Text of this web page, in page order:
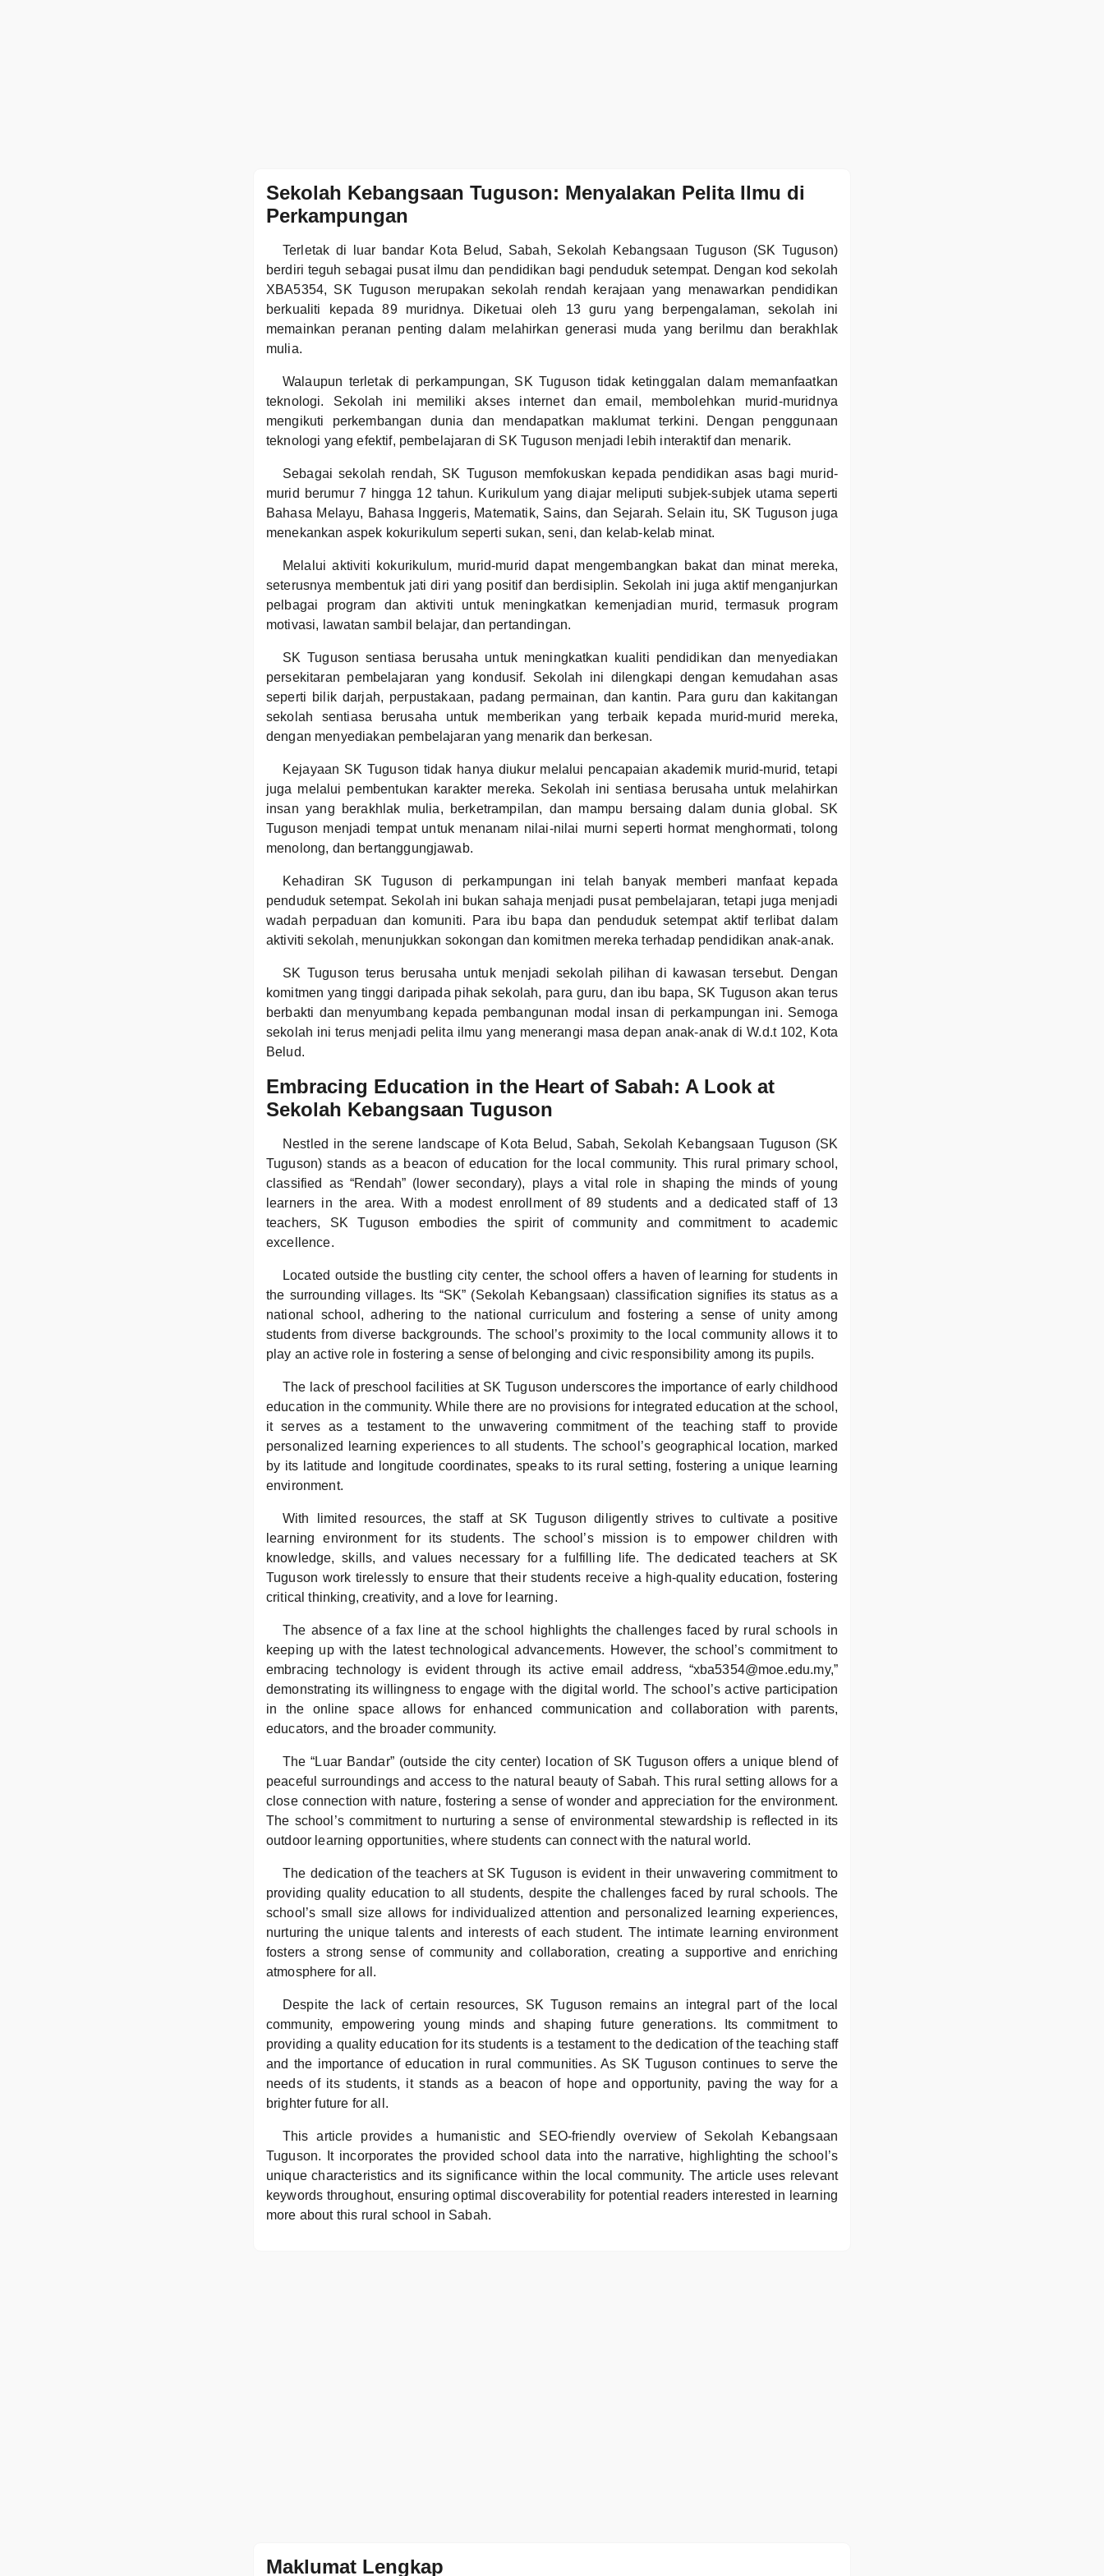
Sekolah Kebangsaan Tuguson: Menyalakan Pelita Ilmu di
Perkampungan
Terletak di luar bandar Kota Belud, Sabah, Sekolah Kebangsaan Tuguson (SK Tuguson)
berdiri teguh sebagai pusat ilmu dan pendidikan bagi penduduk setempat. Dengan kod sekolah
XBA5354, SK Tuguson merupakan sekolah rendah kerajaan yang menawarkan pendidikan
berkualiti kepada 89 muridnya. Diketuai oleh 13 guru yang berpengalaman, sekolah ini
memainkan peranan penting dalam melahirkan generasi muda yang berilmu dan berakhlak
mulia.
Walaupun terletak di perkampungan, SK Tuguson tidak ketinggalan dalam memanfaatkan
teknologi. Sekolah ini memiliki akses internet dan email, membolehkan murid-muridnya
mengikuti perkembangan dunia dan mendapatkan maklumat terkini. Dengan penggunaan
teknologi yang efektif, pembelajaran di SK Tuguson menjadi lebih interaktif dan menarik.
Sebagai sekolah rendah, SK Tuguson memfokuskan kepada pendidikan asas bagi murid-
murid berumur 7 hingga 12 tahun. Kurikulum yang diajar meliputi subjek-subjek utama seperti
Bahasa Melayu, Bahasa Inggeris, Matematik, Sains, dan Sejarah. Selain itu, SK Tuguson juga
menekankan aspek kokurikulum seperti sukan, seni, dan kelab-kelab minat.
Melalui aktiviti kokurikulum, murid-murid dapat mengembangkan bakat dan minat mereka,
seterusnya membentuk jati diri yang positif dan berdisiplin. Sekolah ini juga aktif menganjurkan
pelbagai program dan aktiviti untuk meningkatkan kemenjadian murid, termasuk program
motivasi, lawatan sambil belajar, dan pertandingan.
SK Tuguson sentiasa berusaha untuk meningkatkan kualiti pendidikan dan menyediakan
persekitaran pembelajaran yang kondusif. Sekolah ini dilengkapi dengan kemudahan asas
seperti bilik darjah, perpustakaan, padang permainan, dan kantin. Para guru dan kakitangan
sekolah sentiasa berusaha untuk memberikan yang terbaik kepada murid-murid mereka,
dengan menyediakan pembelajaran yang menarik dan berkesan.
Kejayaan SK Tuguson tidak hanya diukur melalui pencapaian akademik murid-murid, tetapi
juga melalui pembentukan karakter mereka. Sekolah ini sentiasa berusaha untuk melahirkan
insan yang berakhlak mulia, berketrampilan, dan mampu bersaing dalam dunia global. SK
Tuguson menjadi tempat untuk menanam nilai-nilai murni seperti hormat menghormati, tolong
menolong, dan bertanggungjawab.
Kehadiran SK Tuguson di perkampungan ini telah banyak memberi manfaat kepada
penduduk setempat. Sekolah ini bukan sahaja menjadi pusat pembelajaran, tetapi juga menjadi
wadah perpaduan dan komuniti. Para ibu bapa dan penduduk setempat aktif terlibat dalam
aktiviti sekolah, menunjukkan sokongan dan komitmen mereka terhadap pendidikan anak-anak.
SK Tuguson terus berusaha untuk menjadi sekolah pilihan di kawasan tersebut. Dengan
komitmen yang tinggi daripada pihak sekolah, para guru, dan ibu bapa, SK Tuguson akan terus
berbakti dan menyumbang kepada pembangunan modal insan di perkampungan ini. Semoga
sekolah ini terus menjadi pelita ilmu yang menerangi masa depan anak-anak di W.d.t 102, Kota
Belud.
Embracing Education in the Heart of Sabah: A Look at
Sekolah Kebangsaan Tuguson
Nestled in the serene landscape of Kota Belud, Sabah, Sekolah Kebangsaan Tuguson (SK
Tuguson) stands as a beacon of education for the local community. This rural primary school,
classified as “Rendah” (lower secondary), plays a vital role in shaping the minds of young
learners in the area. With a modest enrollment of 89 students and a dedicated staff of 13
teachers, SK Tuguson embodies the spirit of community and commitment to academic
excellence.
Located outside the bustling city center, the school offers a haven of learning for students in
the surrounding villages. Its “SK” (Sekolah Kebangsaan) classification signifies its status as a
national school, adhering to the national curriculum and fostering a sense of unity among
students from diverse backgrounds. The school’s proximity to the local community allows it to
play an active role in fostering a sense of belonging and civic responsibility among its pupils.
The lack of preschool facilities at SK Tuguson underscores the importance of early childhood
education in the community. While there are no provisions for integrated education at the school,
it serves as a testament to the unwavering commitment of the teaching staff to provide
personalized learning experiences to all students. The school’s geographical location, marked
by its latitude and longitude coordinates, speaks to its rural setting, fostering a unique learning
environment.
With limited resources, the staff at SK Tuguson diligently strives to cultivate a positive
learning environment for its students. The school’s mission is to empower children with
knowledge, skills, and values necessary for a fulfilling life. The dedicated teachers at SK
Tuguson work tirelessly to ensure that their students receive a high-quality education, fostering
critical thinking, creativity, and a love for learning.
The absence of a fax line at the school highlights the challenges faced by rural schools in
keeping up with the latest technological advancements. However, the school’s commitment to
embracing technology is evident through its active email address, “xba5354@moe.edu.my,”
demonstrating its willingness to engage with the digital world. The school’s active participation
in the online space allows for enhanced communication and collaboration with parents,
educators, and the broader community.
The “Luar Bandar” (outside the city center) location of SK Tuguson offers a unique blend of
peaceful surroundings and access to the natural beauty of Sabah. This rural setting allows for a
close connection with nature, fostering a sense of wonder and appreciation for the environment.
The school’s commitment to nurturing a sense of environmental stewardship is reflected in its
outdoor learning opportunities, where students can connect with the natural world.
The dedication of the teachers at SK Tuguson is evident in their unwavering commitment to
providing quality education to all students, despite the challenges faced by rural schools. The
school’s small size allows for individualized attention and personalized learning experiences,
nurturing the unique talents and interests of each student. The intimate learning environment
fosters a strong sense of community and collaboration, creating a supportive and enriching
atmosphere for all.
Despite the lack of certain resources, SK Tuguson remains an integral part of the local
community, empowering young minds and shaping future generations. Its commitment to
providing a quality education for its students is a testament to the dedication of the teaching staff
and the importance of education in rural communities. As SK Tuguson continues to serve the
needs of its students, it stands as a beacon of hope and opportunity, paving the way for a
brighter future for all.
This article provides a humanistic and SEO-friendly overview of Sekolah Kebangsaan
Tuguson. It incorporates the provided school data into the narrative, highlighting the school’s
unique characteristics and its significance within the local community. The article uses relevant
keywords throughout, ensuring optimal discoverability for potential readers interested in learning
more about this rural school in Sabah.
Maklumat Lengkap